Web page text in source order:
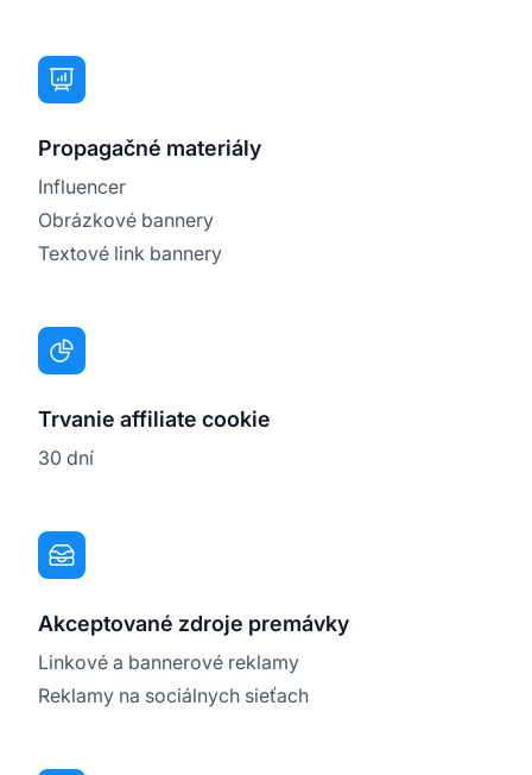
Propagačné materiály
Influencer
Obrázkové bannery
Textové link bannery
Trvanie affiliate cookie
30 dní
Akceptované zdroje premávky
Linkové a bannerové reklamy
Reklamy na sociálnych sieťach